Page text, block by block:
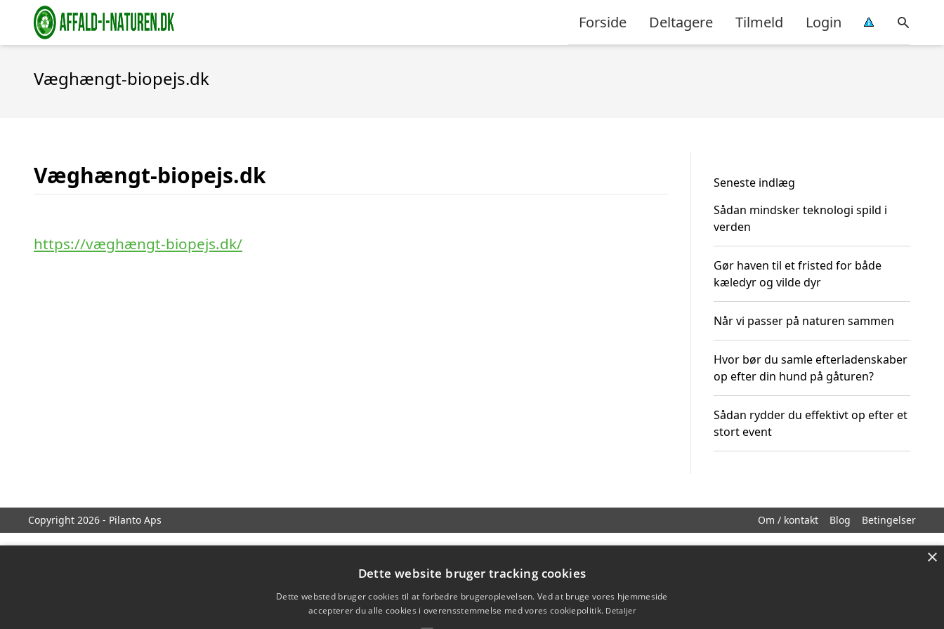
Forside Deltagere Tilmeld Login
Væghængt-biopejs.dk
Væghængt-biopejs.dk
https://væghængt-biopejs.dk/
Seneste indlæg
Sådan mindsker teknologi spild i
verden
Gør haven til et fristed for både
kæledyr og vilde dyr
Når vi passer på naturen sammen
Hvor bør du samle efterladenskaber
op efter din hund på gåturen?
Sådan rydder du effektivt op efter et
stort event
Copyright 2026 - Pilanto Aps Om / kontakt Blog Betingelser
×
Dette website bruger tracking cookies
Dette websted bruger cookies til at forbedre brugeroplevelsen. Ved at bruge vores hjemmeside
accepterer du alle cookies i overensstemmelse med vores cookiepolitik. Detaljer